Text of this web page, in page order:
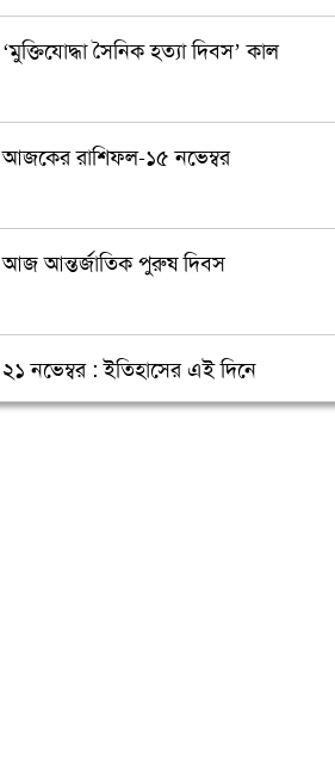
‘মুক্তিযোদ্ধা সৈনিক হত্যা দিবস’ কাল
আজকের রাশিফল-১৫ নভেম্বর
আজ আন্তর্জাতিক পুরুষ দিবস
২১ নভেম্বর : ইতিহাসের এই দিনে